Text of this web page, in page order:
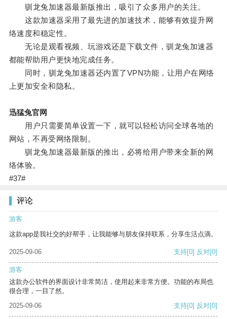
驯龙兔加速器最新版推出，吸引了众多用户的关注。
这款加速器采用了最先进的加速技术，能够有效提升网
络速度和稳定性。
无论是观看视频、玩游戏还是下载文件，驯龙兔加速器
都能帮助用户更快地完成任务。
同时，驯龙兔加速器还内置了VPN功能，让用户在网络
上更加安全和隐私。
迅猛兔官网
用户只需要简单设置一下，就可以轻松访问全球各地的
网站，不再受网络限制。
驯龙兔加速器最新版的推出，必将给用户带来全新的网
络体验。
#37#
评论
游客
这款app是我社交的好帮手，让我能够与朋友保持联系，分享生活点滴。
2025-09-06 支持[0] 反对[0]
游客
这款办公软件的界面设计非常简洁，使用起来非常方便。功能的布局也
很合理，一目了然。
2025-09-06
支持[0] 反对[0]